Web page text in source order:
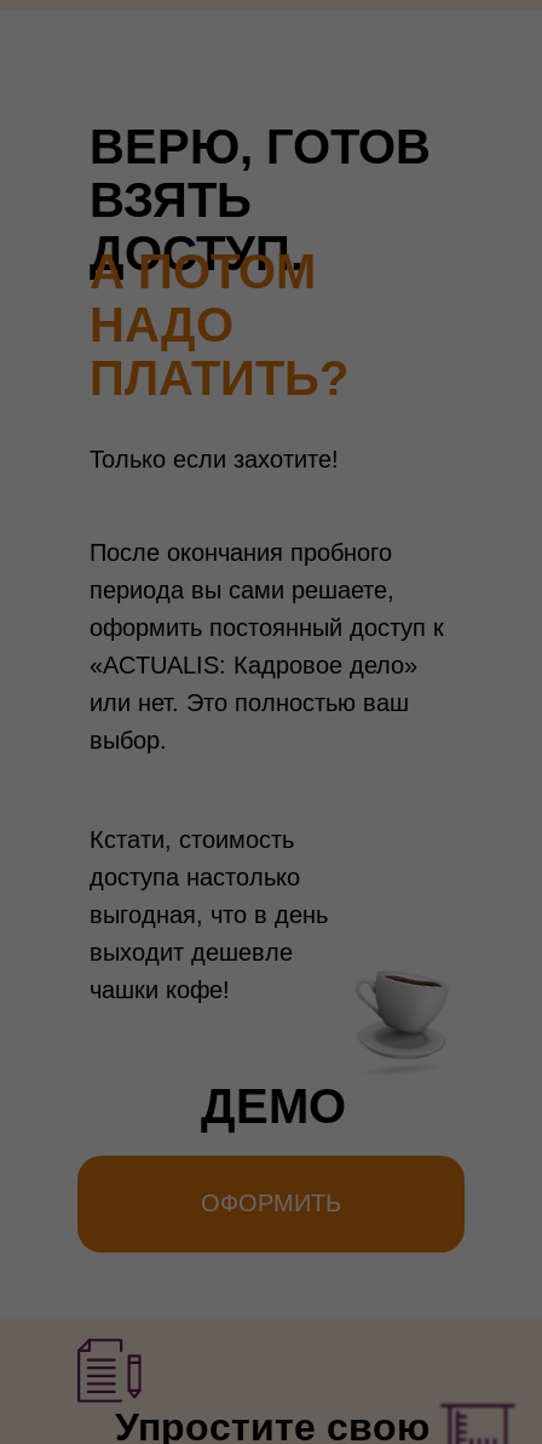
ВЕРЮ, ГОТОВ
ВЗЯТЬ
ДОСТУП.
А ПОТОМ
НАДО
ПЛАТИТЬ?
Только если захотите!
После окончания пробного
периода вы сами решаете,
оформить постоянный доступ к
«ACTUALIS: Кадровое дело»
или нет. Это полностью ваш
выбор.
Кстати, стоимость
доступа настолько
выгодная, что в день
выходит дешевле
чашки кофе!
ОФОРМИТЬ
ДЕМО
Упростите
– попробуйте
Упростите свою